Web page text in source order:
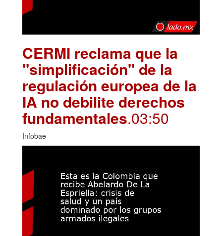
CERMI reclama que la
"simplificación" de la
regulación europea de la
IA no debilite derechos
fundamentales.03:50
Infobae